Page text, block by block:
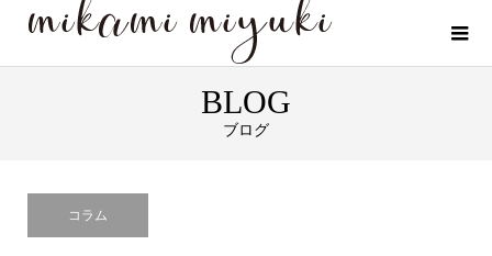
BLOG
ブログ
コラム